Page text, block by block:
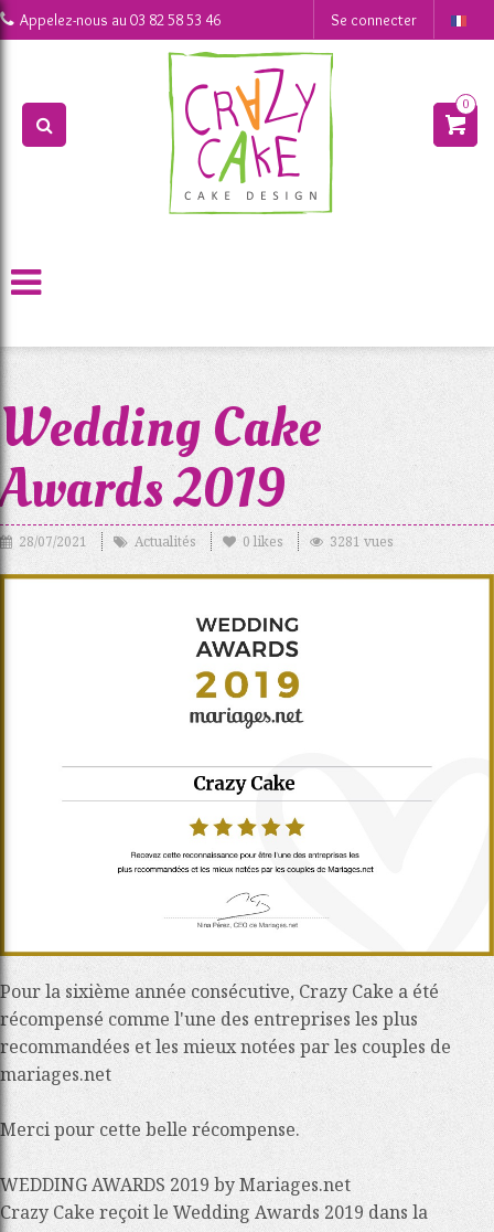
0 Appelez-nous au03 82 58 53 46 Se connecter
0
Wedding Cake
Awards 2019
28/07/2021 Actualités 0 likes 3281 vues
Pour la sixième année consécutive, Crazy Cake a été
récompensé comme l'une des entreprises les plus
recommandées et les mieux notées par les couples de
mariages.net
Merci pour cette belle récompense.
WEDDING AWARDS 2019 by Mariages.net
Crazy Cake reçoit le Wedding Awards 2019 dans la